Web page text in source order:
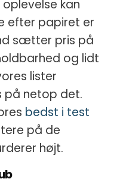
kan
efter papiret er
sætter pris på
og lidt
lister
på netop det.
bedst i test
på de
højt.